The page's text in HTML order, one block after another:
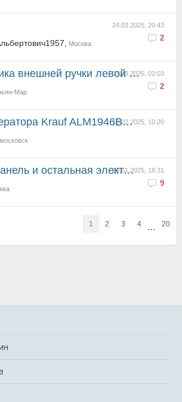
24.03.2025, 20:43
2
Москва
04.03.2025, 02:03
2
внешней ручки левой двери.
Мар
12.02.2025, 10:20
Krauf ALM1946BS от Krauf ALM1946GB
29.01.2025, 18:31
9
и остальная электрика
1 2 3 4 … 20